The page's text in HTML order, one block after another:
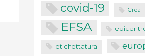
covid-19 Crea
EFSA
etichettatura